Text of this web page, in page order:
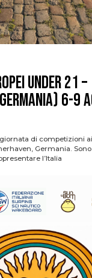
Under 21 –
6-9
di competizioni
Germania.
l’Italia